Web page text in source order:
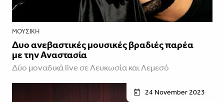
ΜΟΥΣΙΚΉ
Δυο ανεβαστικές μουσικές βραδιές παρέα
με την Αναστασία
Δύο μοναδικά live σε Λευκωσία και Λεμεσό
24 November 2023